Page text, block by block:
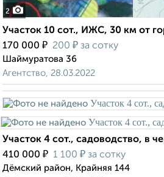
2
Участок 10 сот., ИЖС, 30 км от
170 000 ₽ 200 ₽ за сотку
Шаймуратова 36
Агентство, 28.03.2022
Участок 4 сот., садоводство, в
410 000 ₽ 1 100 ₽ за сотку
Дёмский район, Крайняя 144